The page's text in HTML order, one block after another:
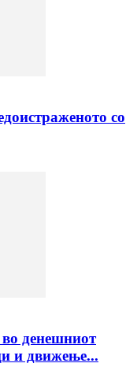
со
денешниот
и движење...